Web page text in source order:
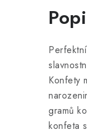
Konfety
gramů
konfeta